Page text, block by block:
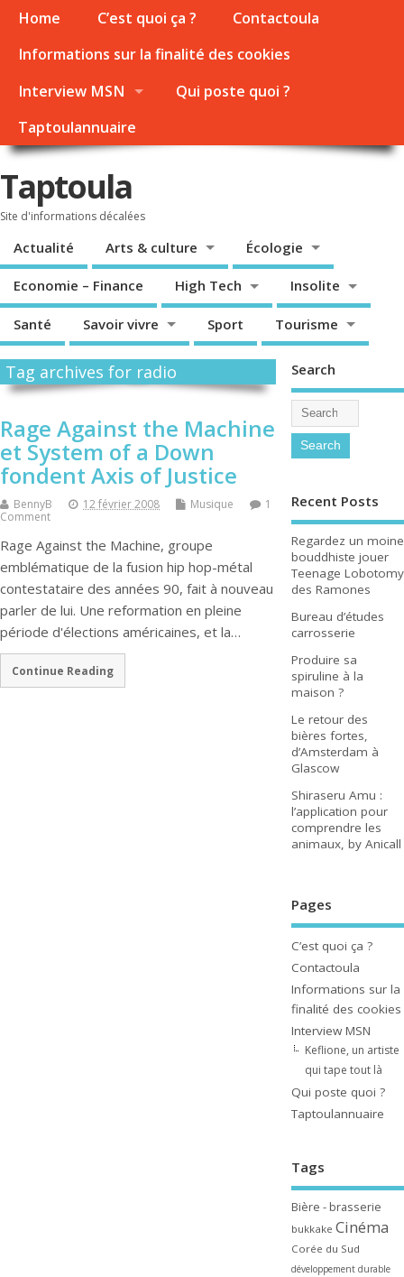
Home C’est quoi ça ?
Contactoula
Informations sur la finalité des cookies
Interview MSN
Qui poste quoi ?
Taptoulannuaire
Taptoula
Site d'informations décalées
Actualité Arts & culture Écologie
Economie – Finance High Tech Insolite
Santé Savoir vivre Sport Tourisme
Tag archives for radio
Rage Against the Machine
et System of a Down
fondent Axis of Justice
BennyB 12 février 2008 Musique
1
Comment
Rage Against the Machine, groupe
emblématique de la fusion hip hop-métal
contestataire des années 90, fait à nouveau
parler de lui. Une reformation en pleine
période d'élections américaines, et la…
Continue Reading
Search
Recent Posts
Regardez un moine
bouddhiste jouer
Teenage Lobotomy
des Ramones
Bureau d’études
carrosserie
Produire sa
spiruline à la
maison ?
Le retour des
bières fortes,
d’Amsterdam à
Glascow
Shiraseru Amu :
l’application pour
comprendre les
animaux, by Anicall
Pages
C’est quoi ça ?
Contactoula
Informations sur la
finalité des cookies
Interview MSN
Keflione, un artiste
qui tape tout là
Qui poste quoi ?
Taptoulannuaire
Tags
Bière - brasserie
bukkake Cinéma
Corée du Sud
développement durable